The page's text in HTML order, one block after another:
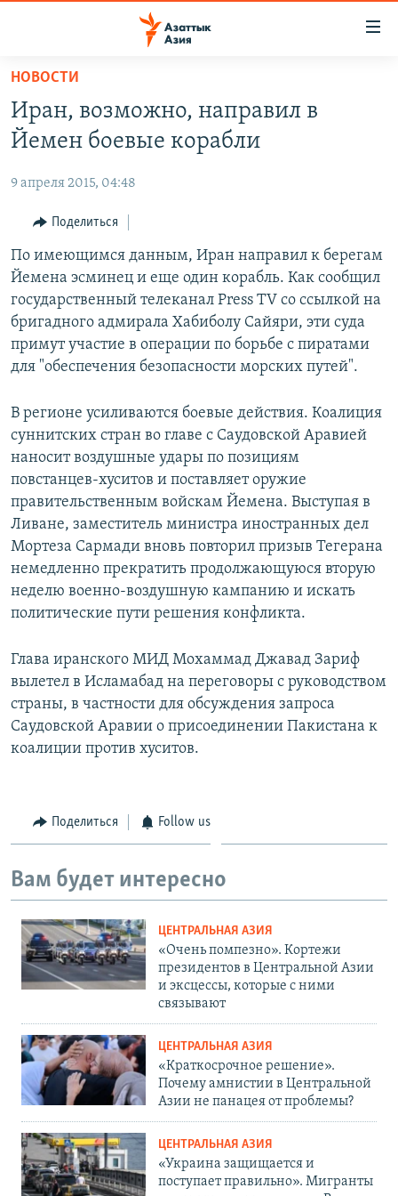
Вернуться
основному
содержанию
навигации
Вернутся
поиску
КАЗАХСТАН
УЗБЕКИСТАН
ТАДЖИКИСТАН
НОВОСТИ
НА ДРУГИХ ЯЗЫКАХ
ҚАЗАҚША
КЫРГЫЗЧА
ТОҶИКӢ
TÜRKMENÇE
Все сайты РСЕ/РС
НОВОСТИ
Иран, возможно, направил в
Йемен боевые корабли
9 апреля 2015, 04:48
Поделиться
По имеющимся данным, Иран направил к берегам
Йемена эсминец и еще один корабль. Как сообщил
государственный телеканал Press TV со ссылкой на
бригадного адмирала Хабиболу Сайяри, эти суда
примут участие в операции по борьбе с пиратами
для "обеспечения безопасности морских путей".
В регионе усиливаются боевые действия. Коалиция
суннитских стран во главе с Саудовской Аравией
наносит воздушные удары по позициям
повстанцев-хуситов и поставляет оружие
правительственным войскам Йемена. Выступая в
Ливане, заместитель министра иностранных дел
Мортеза Сармади вновь повторил призыв Тегерана
немедленно прекратить продолжающуюся вторую
неделю военно-воздушную кампанию и искать
политические пути решения конфликта.
Глава иранского МИД Мохаммад Джавад Зариф
вылетел в Исламабад на переговоры с руководством
страны, в частности для обсуждения запроса
Саудовской Аравии о присоединении Пакистана к
коалиции против хуситов.
Поделиться Follow us
Вам будет интересно
ЦЕНТРАЛЬНАЯ АЗИЯ
«Очень помпезно». Кортежи
президентов в Центральной Азии
и эксцессы, которые с ними
связывают
ЦЕНТРАЛЬНАЯ АЗИЯ
«Краткосрочное решение».
Почему амнистии в Центральной
Азии не панацея от проблемы?
ЦЕНТРАЛЬНАЯ АЗИЯ
«Украина защищается и
поступает правильно». Мигранты